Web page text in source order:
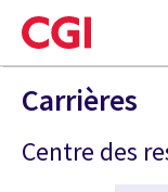
Skip
to
main
content
Carrières
Centre des